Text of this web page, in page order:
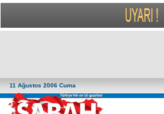
11 Ağustos 2006 Cuma